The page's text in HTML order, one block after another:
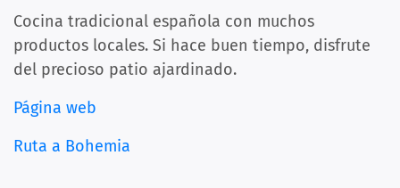
Cocina tradicional española con muchos
productos locales. Si hace buen tiempo, disfrute
del precioso patio ajardinado.
Página web
Ruta a Bohemia